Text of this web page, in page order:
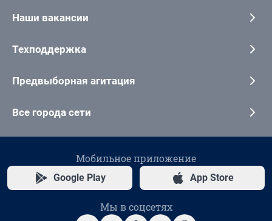
Наши вакансии
Техподдержка
Предвыборная агитация
Все города сети
Мобильное приложение
Google Play App Store
Мы в соцсетях